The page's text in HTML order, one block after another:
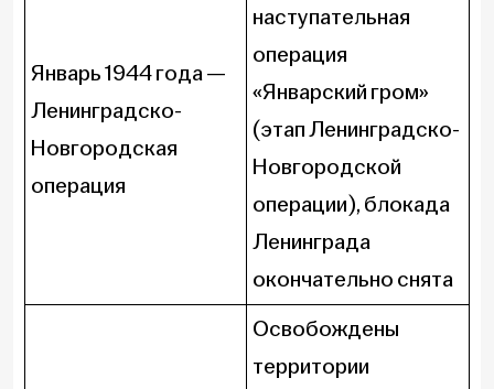
Январь 1944 года —
Ленинградско-
Новгородская
операция
наступательная
операция
«Январский гром»
(этап Ленинградско-
Новгородской
операции), блокада
Ленинграда
окончательно снята
Освобождены
территории